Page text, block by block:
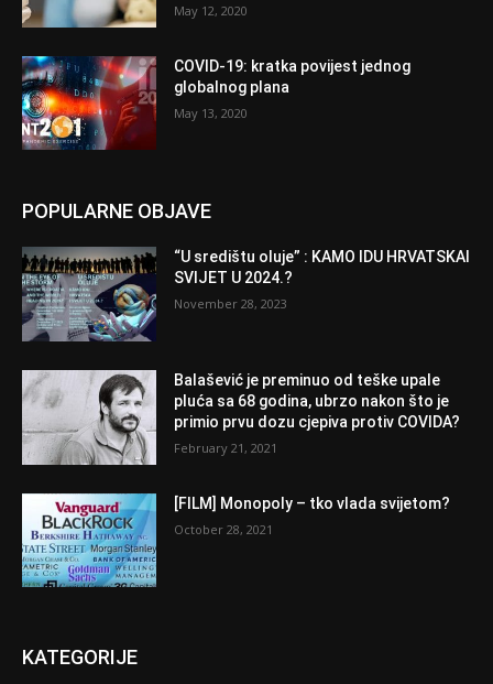
May 12, 2020
COVID-19: kratka povijest jednog
globalnog plana
May 13, 2020
POPULARNE OBJAVE
“U središtu oluje” : KAMO IDU HRVATSKAI
SVIJET U 2024.?
November 28, 2023
Balašević je preminuo od teške upale
pluća sa 68 godina, ubrzo nakon što je
primio prvu dozu cjepiva protiv COVIDA?
February 21, 2021
[FILM] Monopoly – tko vlada svijetom?
October 28, 2021
KATEGORIJE